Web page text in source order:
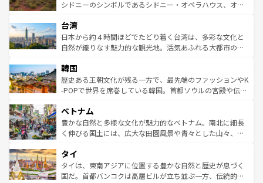
しみながら、その多様性と豊かな歴史を感じることができ
ならではの贅沢な旅のスタイルだ。 なお、新着のアメリカ
情報はコンテンツ一覧を参照してほしい。
おすすめ。エメラルドグリーンに輝く海をはじめ、豊かな
れるおもてなしの心で訪れる人々を迎えてくれるハワイの
人々、おいしいローカルフードやハワイアンミュージッ
ク、伝統的なフラダンスなど、すべてがハワイの魅力を彩
ワイを、存分に味わってほしい。 なお、新着のハワイ情報
はコンテンツ一覧を参照してほしい。
シドニーのシンボルであるシドニー・オペラハウス、オー
リアリーフや大陸中央部にそびえるウルル（エアーズロッ
ク）、タスマニアの美しい原生林やケアンズの熱帯雨林な
ど、見どころがたくさん。また、カフェやワイン、オージ
いる。アクティビティも充実しており、サーフィンやダイ
ビング、ハイキングなど、アウトドア好きにはたまらな
い。オーストラリアの多彩な魅力を存分に味わいつくそ
参照してほしい。
台湾
日本から約４時間ほどでたどり着く台湾は、多彩な文化と
自然が織りなす魅力的な観光地。活気あふれる大都市の台
ン）、静ひつな山岳地帯である台湾東部など、都市の喧騒
と山間の静けさが共存しており、訪れる人に新しい発見と
驚きをもたらしてくれる。また、奥深い台湾の食文化も魅
容にもいいと評判のスイーツなど、バラエティ豊かな料理
が味わえる。 なお、新着の台湾情報は コンテンツ一覧を参
照してほしい。
韓国
歴史ある王朝文化が残る一方で、最先端のファッションやK
-POPで世界を席巻している韓国。首都ソウルの宮殿や伝統
き、地方に足を延ばせば四季折々の自然美を楽しむことが
できる。そして、キムチや焼肉、絶品のストリートフード
まで、さまざまな韓国料理が待っている。夜には、韓国な
リティに包まれながら、韓国の多彩な魅力を心ゆくまで味
わってみてほしい。 なお、新着の韓国情報はコンテンツ一
覧を参照してほしい。
ベトナム
豊かな自然と多様な文化が魅力的なベトナム。南北に細長
く伸びる国土には、広大な田園風景や青々とした山々、世
急速な発展と共に伝統が息づく。ハノイの古い町並みやホ
ーチミン市のフランス統治時代の建物も、独特の雰囲気を
醸し出している。また、バラエティの豊かさとおいしさで
タイ
タイは、東南アジアに位置する豊かな自然と歴史が息づく
国だ。首都バンコクは高層ビルが立ち並ぶ一方、伝統的な